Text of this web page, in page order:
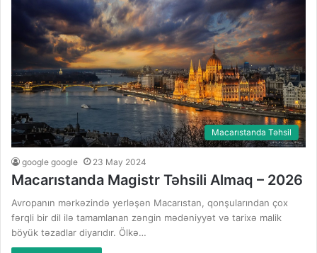
Macarıstanda Təhsil
google google 23 May 2024
Macarıstanda Magistr Təhsili Almaq – 2026
Avropanın mərkəzində yerləşən Macarıstan, qonşularından çox
fərqli bir dil ilə tamamlanan zəngin mədəniyyət və tarixə malik
böyük təzadlar diyarıdır. Ölkə…